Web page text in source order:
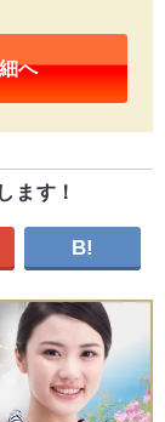
へ
ます！
B!